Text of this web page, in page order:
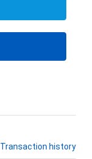
Transaction history